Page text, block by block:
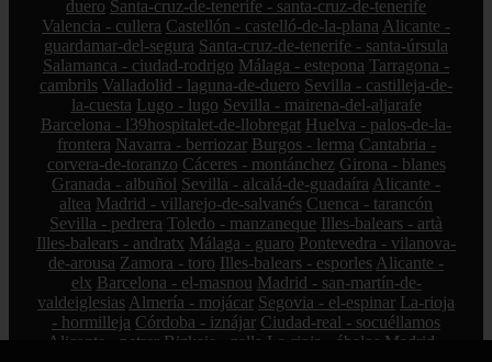
duero Santa-cruz-de-tenerife - santa-cruz-de-tenerife
Valencia - cullera Castellón - castelló-de-la-plana Alicante -
guardamar-del-segura Santa-cruz-de-tenerife - santa-úrsula
Salamanca - ciudad-rodrigo Málaga - estepona Tarragona -
cambrils Valladolid - laguna-de-duero Sevilla - castilleja-de-
la-cuesta Lugo - lugo Sevilla - mairena-del-aljarafe
Barcelona - l39hospitalet-de-llobregat Huelva - palos-de-la-
frontera Navarra - berriozar Burgos - lerma Cantabria -
corvera-de-toranzo Cáceres - montánchez Girona - blanes
Granada - albuñol Sevilla - alcalá-de-guadaíra Alicante -
altea Madrid - villarejo-de-salvanés Cuenca - tarancón
Sevilla - pedrera Toledo - manzaneque Illes-balears - artà
Illes-balears - andratx Málaga - guaro Pontevedra - vilanova-
de-arousa Zamora - toro Illes-balears - esporles Alicante -
elx Barcelona - el-masnou Madrid - san-martín-de-
valdeiglesias Almería - mojácar Segovia - el-espinar La-rioja
- hormilleja Córdoba - iznájar Ciudad-real - socuéllamos
Alicante - petrer Bizkaia - zalla La-rioja - ábalos Madrid -